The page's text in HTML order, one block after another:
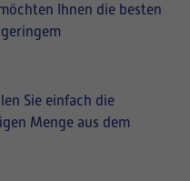
Ihnen die besten
Sie einfach die
Menge aus dem